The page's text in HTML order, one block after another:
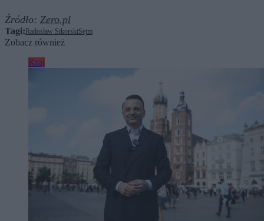
Źródło: Zero.pl
Tagi:Radosław SikorskiSejm
Zobacz również
Kraj